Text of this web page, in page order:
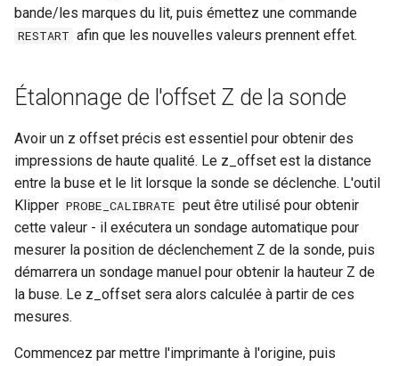
bande/les marques du lit, puis émettez une commande
RESTART afin que les nouvelles valeurs prennent effet.
Étalonnage de l'offset Z de la sonde
Avoir un z offset précis est essentiel pour obtenir des
impressions de haute qualité. Le z_offset est la distance
entre la buse et le lit lorsque la sonde se déclenche. L'outil
Klipper PROBE_CALIBRATE peut être utilisé pour obtenir
cette valeur - il exécutera un sondage automatique pour
mesurer la position de déclenchement Z de la sonde, puis
démarrera un sondage manuel pour obtenir la hauteur Z de
la buse. Le z_offset sera alors calculée à partir de ces
mesures.
Commencez par mettre l'imprimante à l'origine, puis